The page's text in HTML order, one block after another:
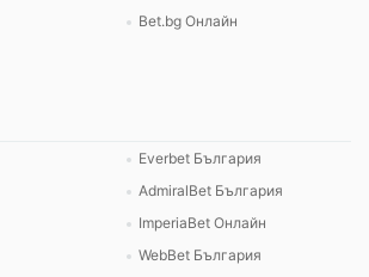
Bet.bg Онлайн
Everbet България
AdmiralBet България
ImperiaBet Онлайн
WebBet България